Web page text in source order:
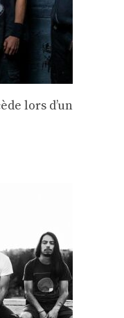
lors d’un